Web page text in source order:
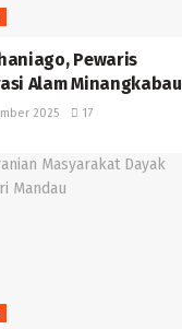
Pewaris
Alam Minangkabau
2025 17